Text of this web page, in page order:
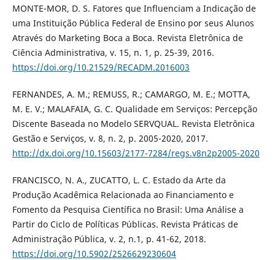
MONTE-MOR, D. S. Fatores que Influenciam a Indicação de
uma Instituição Pública Federal de Ensino por seus Alunos
Através do Marketing Boca a Boca. Revista Eletrônica de
Ciência Administrativa, v. 15, n. 1, p. 25-39, 2016.
https://doi.org/10.21529/RECADM.2016003
FERNANDES, A. M.; REMUSS, R.; CAMARGO, M. E.; MOTTA,
M. E. V.; MALAFAIA, G. C. Qualidade em Serviços: Percepção
Discente Baseada no Modelo SERVQUAL. Revista Eletrônica
Gestão e Serviços, v. 8, n. 2, p. 2005-2020, 2017.
http://dx.doi.org/10.15603/2177-7284/regs.v8n2p2005-2020
FRANCISCO, N. A., ZUCATTO, L. C. Estado da Arte da
Produção Acadêmica Relacionada ao Financiamento e
Fomento da Pesquisa Científica no Brasil: Uma Análise a
Partir do Ciclo de Políticas Públicas. Revista Práticas de
Administração Pública, v. 2, n.1, p. 41-62, 2018.
https://doi.org/10.5902/2526629230604